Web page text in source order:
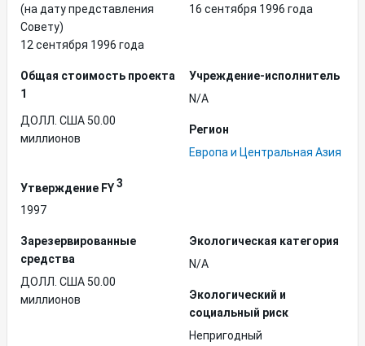
(на дату представления
Совету)
12 сентября 1996 года
16 сентября 1996 года
Общая стоимость проекта
1
ДОЛЛ. США 50.00
миллионов
Учреждение-исполнитель
N/A
Регион
Европа и Центральная Азия
Утверждение FY3
1997
Зарезервированные
средства
ДОЛЛ. США 50.00
миллионов
Экологическая категория
N/A
Экологический и
социальный риск
Непригодный